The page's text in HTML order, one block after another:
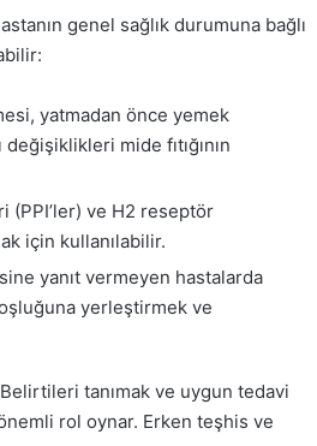
genel sağlık durumuna bağlı
yatmadan önce yemek
mide fıtığının
(PPI’ler) ve H2 reseptör
için kullanılabilir.
yanıt vermeyen hastalarda
yerleştirmek ve
tanımak ve uygun tedavi
rol oynar. Erken teşhis ve